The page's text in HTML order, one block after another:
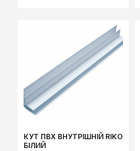
КУТ ПВХ ВНУТРІШНІЙ RIKO
БІЛИЙ